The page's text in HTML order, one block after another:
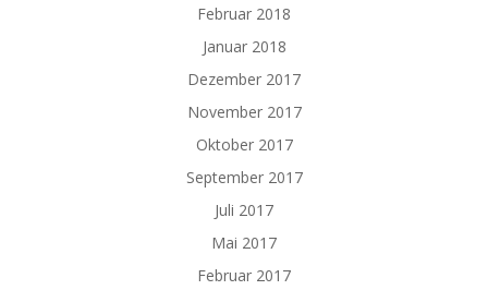
Februar 2018
Januar 2018
Dezember 2017
November 2017
Oktober 2017
September 2017
Juli 2017
Mai 2017
Februar 2017